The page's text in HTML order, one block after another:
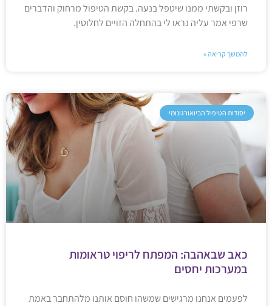
רוזן ובקשתי ממנו שיטפל בנעה. בקשת הטיפול מרחוק והדברים
שרפי אמר עליה נראו לי בהתחלה הזויים לחלוטין.
להמשך קריאה »
יסודות הטיפול הביואורגונומי
כאב שבאהבה: המפתח לריפוי טראומות
במערכות יחסים
לפעמים אנחנו מרגישים שמשהו חוסם אותנו מלהתחבר באמת